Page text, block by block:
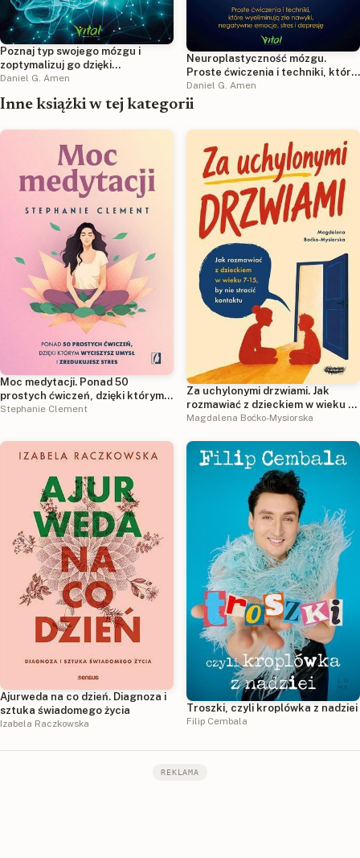
Poznaj typ swojego mózgu i
zoptymalizuj go dzięki
neuronauce
Daniel G. Amen
Neuroplastyczność mózgu.
Proste ćwiczenia i techniki, które
wyeliminują złe nawyki,
negatywne emocje, stres i
Daniel G. Amen
Inne książki w tej kategorii
Moc medytacji. Ponad 50
prostych ćwiczeń, dzięki którym
wyciszysz umysł i zredukujesz
Stephanie Clement
Za uchylonymi drzwiami. Jak
rozmawiać z dzieckiem w wieku 7-
15 lat, by nie stracić kontaktu
Magdalena Boćko-Mysiorska
Ajurweda na co dzień. Diagnoza i
sztuka świadomego życia
Izabela Raczkowska
Troszki, czyli kroplówka z nadziei
Filip Cembala
REKLAMA